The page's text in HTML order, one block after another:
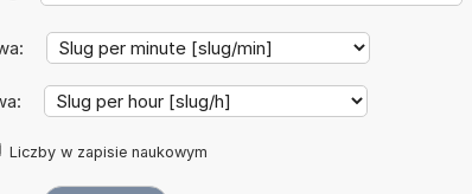
Liczby w zapisie naukowym